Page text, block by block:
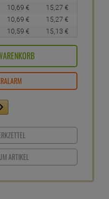
10, 69 € 15, 27 €
10, 69 € 15, 27 €
10, 59 € 15, 13 €
ARTIKEL